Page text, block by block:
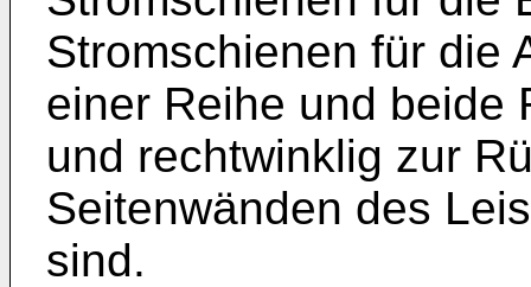
Stromschienen für die
einer Reihe und beide
und rechtwinklig zur
Seitenwänden des
sind.